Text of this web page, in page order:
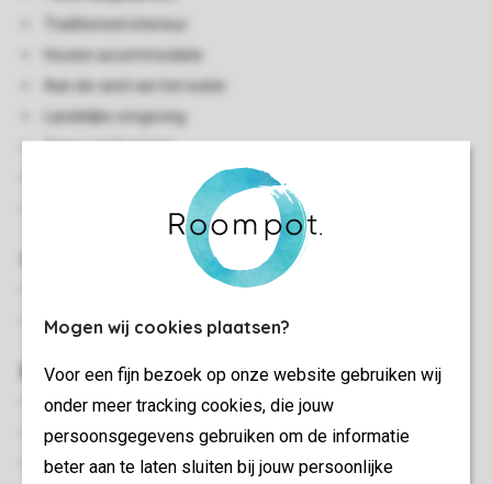
Mogen wij cookies plaatsen?
Voor een fijn bezoek op onze website gebruiken wij
onder meer tracking cookies, die jouw
persoonsgegevens gebruiken om de informatie
beter aan te laten sluiten bij jouw persoonlijke
Traditioneel interieur
Houten accommodatie
Aan de rand van het water
Landelijke omgeving
Twee verdiepingen
Huisdieren toegestaan
Slaapkamer met king-size bed
Slaapkamer met twee 1-persoonsbedden
Buiten
Balkon
Overdekte hot tub
Picknicktafel